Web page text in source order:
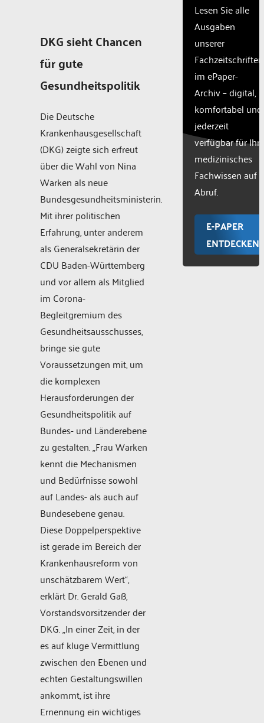
DKG sieht Chancen
für gute
Gesundheitspolitik
Die Deutsche
Krankenhausgesellschaft
(DKG) zeigte sich erfreut
über die Wahl von Nina
Warken als neue
Bundesgesundheitsministerin.
Mit ihrer politischen
Erfahrung, unter anderem
als Generalsekretärin der
CDU Baden-Württemberg
und vor allem als Mitglied
im Corona-
Begleitgremium des
Gesundheitsausschusses,
bringe sie gute
Voraussetzungen mit, um
die komplexen
Herausforderungen der
Gesundheitspolitik auf
Bundes- und Länderebene
zu gestalten. „Frau Warken
kennt die Mechanismen
und Bedürfnisse sowohl
auf Landes- als auch auf
Bundesebene genau.
Diese Doppelperspektive
ist gerade im Bereich der
Krankenhausreform von
unschätzbarem Wert“,
erklärt Dr. Gerald Gaß,
Vorstandsvorsitzender der
DKG. „In einer Zeit, in der
es auf kluge Vermittlung
zwischen den Ebenen und
echten Gestaltungswillen
ankommt, ist ihre
Ernennung ein wichtiges
Lesen Sie alle
Ausgaben
unserer
Fachzeitschriften
im ePaper-
Archiv – digital,
komfortabel und
jederzeit
verfügbar für Ihr
medizinisches
Fachwissen auf
Abruf.
E-PAPER
ENTDECKEN